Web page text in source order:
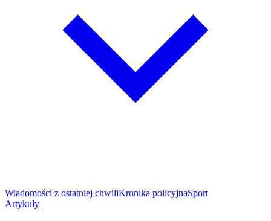
Wiadomości z ostatniej chwiliKronika policyjnaSport
Artykuły